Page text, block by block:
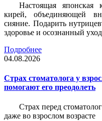
Настоящая японская
кирей, объединяющей
сияние. Подарить
здоровье и осознанный
Подробнее
04.08.2026
Страх стоматолога у
помогают его преодолеть
Страх перед
даже во взрослом возрасте